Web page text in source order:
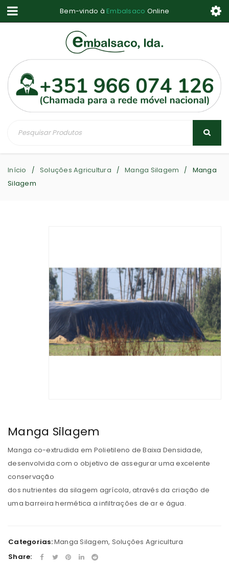
Bem-vindo à Embalsaco Online
Início / Soluções Agricultura / Manga Silagem /
Manga
Silagem
Manga Silagem
Manga co-extrudida em Polietileno de Baixa Densidade,
desenvolvida com o objetivo de assegurar uma excelente
conservação
dos nutrientes da silagem agrícola, através da criação de
uma barreira hermética a infiltrações de ar e água.
Categorias:Manga Silagem, Soluções Agricultura
Share: